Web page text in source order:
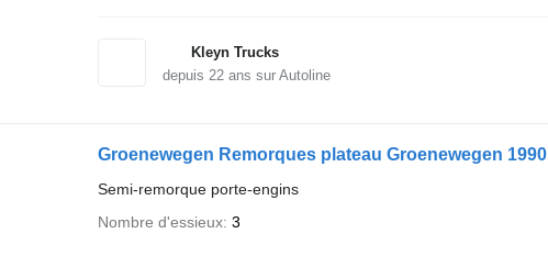
Kleyn Trucks
depuis 22ans sur Autoline
Groenewegen Remorques plateau Groenewegen 1990
Semi-remorque porte-engins
Nombre d'essieux 3